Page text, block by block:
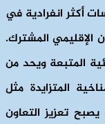
أكثر انفرادية في
الإقليمي المشترك.
المتبعة ويحد من
المتزايدة مثل
تعزيز التعاون